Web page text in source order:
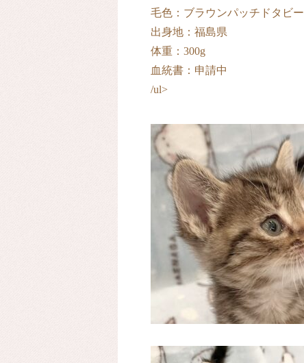
毛色：ブラウンパッチドタビー
出身地：福島県
体重：300g
血統書：申請中
/ul>